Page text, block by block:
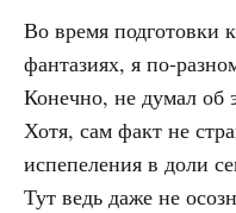
Во время подготовки
фантазиях, я по-
Конечно, не думал об
Хотя, сам факт не
испепеления в доли
Тут ведь даже не